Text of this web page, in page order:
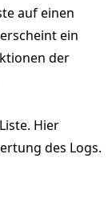
auf einen
ein
der
Hier
des Logs.